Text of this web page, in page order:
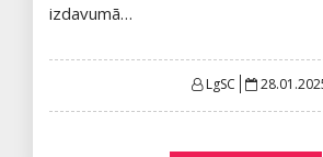
izdavumā…
LgSC
Posted